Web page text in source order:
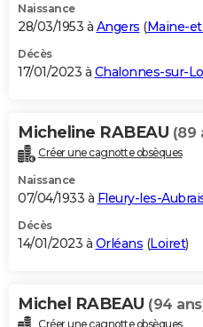
Naissance
28/03/1953 à Angers (Maine-
Décès
17/01/2023 à Chalonnes-sur-
Micheline RABEAU (89
Créer une cagnotte obsèques
Naissance
07/04/1933 à Fleury-les-
Décès
14/01/2023 à Orléans (Loiret)
Michel RABEAU (94
Créer une cagnotte obsèques